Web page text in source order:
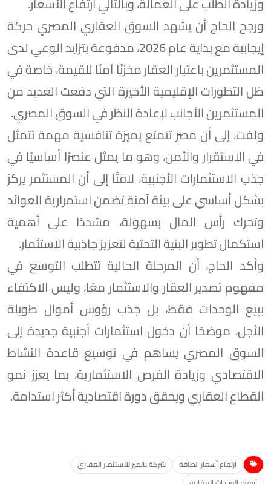
ورجح الحاج أن يشهد السوق العقاري المصري حركة
إيجابية مع بداية عام 2026، مدفوعة بتزايد الوعي لدى
المستثمرين باعتبار العقار مخزنًا آمنًا للقيمة، خاصة في
ظل التطورات الإقليمية الأخيرة التي دفعت العديد من
المستثمرين الأجانب لإعادة النظر في السوق المصري.
ولفت، إلى أن مصر تتمتع بميزة تنافسية مهمة تتمثل
في الاستقرار والأمن، وهو ما يمثل عنصرًا أساسيًا في
جذب الاستثمارات الأجنبية، لافتًا إلى أن المستثمر يركز
بشكل أساسي على بيئة آمنة تضمن استمرارية العوائد
وتحرك رأس المال بسهولة، مشددًا على أهمية
استكمال تطوير البنية التحتية لتعزيز جاذبية الاستثمار.
وأكد الحاج، أن المرحلة الحالية تتطلب التوسع في
مفهوم تصدير العقار والاستثمار معًا، وليس الاكتفاء
ببيع الوحدات فقط، بل جذب رؤوس أموال طويلة
الأجل، موضحًا أن دخول استثمارات أجنبية جديدة إلى
السوق المصري يساهم في توسيع قاعدة النشاط
الاقتصادي وزيادة الفرص الاستثمارية، بما يعزز نمو
القطاع العقاري ويحقق دورة اقتصادية أكثر استدامة.
ارتفاع أسعار الطاقة
شركة بالمير للاستثمار العقاري